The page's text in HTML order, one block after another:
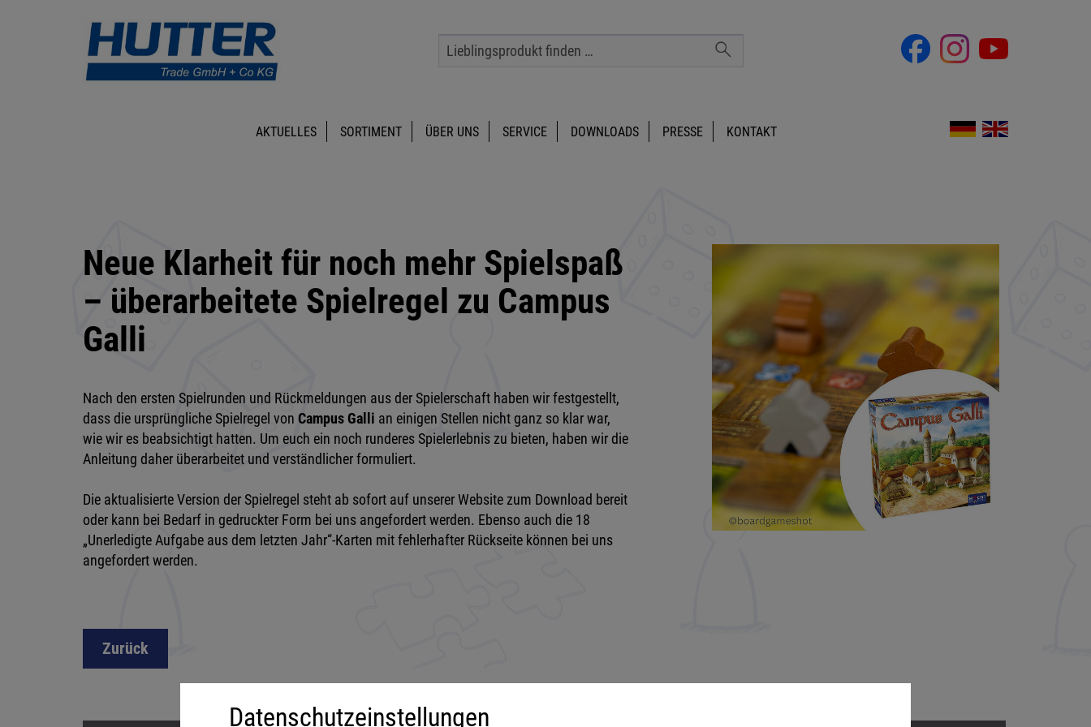
AKTUELLES SORTIMENT ÜBER UNS SERVICE DOWNLOADS PRESSE KONTAKT
Neue Klarheit für noch mehr Spielspaß
– überarbeitete Spielregel zu Campus
Galli
Nach den ersten Spielrunden und Rückmeldungen aus der Spielerschaft haben wir festgestellt,
dass die ursprüngliche Spielregel von Campus Galli an einigen Stellen nicht ganz so klar war,
wie wir es beabsichtigt hatten. Um euch ein noch runderes Spielerlebnis zu bieten, haben wir die
Anleitung daher überarbeitet und verständlicher formuliert.
Die aktualisierte Version der Spielregel steht ab sofort auf unserer Website zum Download bereit
oder kann bei Bedarf in gedruckter Form bei uns angefordert werden. Ebenso auch die 18
„Unerledigte Aufgabe aus dem letzten Jahr“-Karten mit fehlerhafter Rückseite können bei uns
angefordert werden.
Zurück
Datenschutzeinstellungen